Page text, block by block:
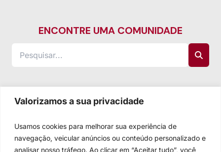
Valorizamos a sua privacidade
Usamos cookies para melhorar sua experiência de
navegação, veicular anúncios ou conteúdo personalizado e
analisar nosso tráfego. Ao clicar em “Aceitar tudo”, você
ENCONTRE UMA COMUNIDADE